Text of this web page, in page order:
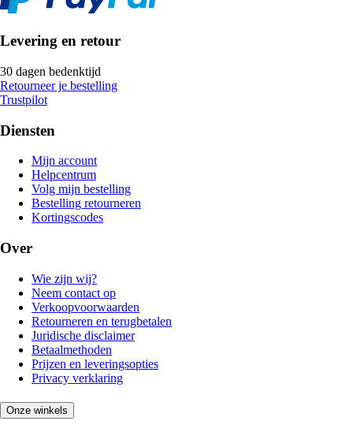
Levering en retour
30 dagen bedenktijd
Retourneer je bestelling
Trustpilot
Diensten
Mijn account
Helpcentrum
Volg mijn bestelling
Bestelling retourneren
Kortingscodes
Over
Wie zijn wij?
Neem contact op
Verkoopvoorwaarden
Retourneren en terugbetalen
Juridische disclaimer
Betaalmethoden
Prijzen en leveringsopties
Privacy verklaring
Onze winkels